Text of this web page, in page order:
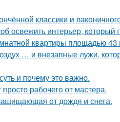
классики и
освежить интерьер,
квартиры площадью 43
… и внезапные лужи,
и почему это важно.
рабочего от мастера.
от дождя и снега.